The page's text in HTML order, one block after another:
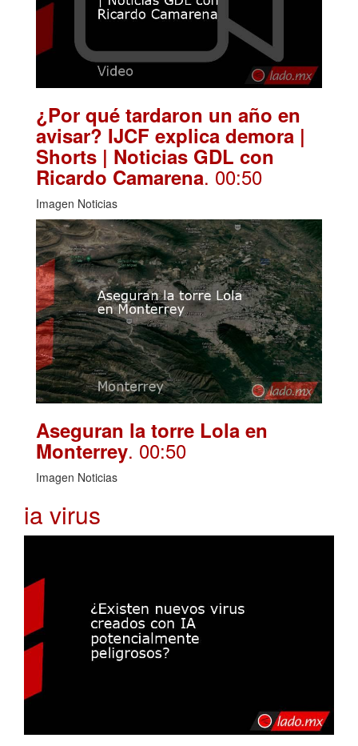
¿Por qué tardaron un año en
avisar? IJCF explica demora |
Shorts | Noticias GDL con
Ricardo Camarena. 00:50
Imagen Noticias
Aseguran la torre Lola en
Monterrey. 00:50
Imagen Noticias
ia virus